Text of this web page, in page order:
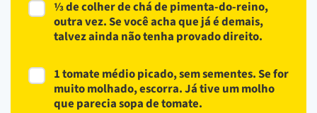
⅓ de colher de chá de pimenta-do-reino,
outra vez. Se você acha que já é demais,
talvez ainda não tenha provado direito.
1 tomate médio picado, sem sementes. Se for
muito molhado, escorra. Já tive um molho
que parecia sopa de tomate.